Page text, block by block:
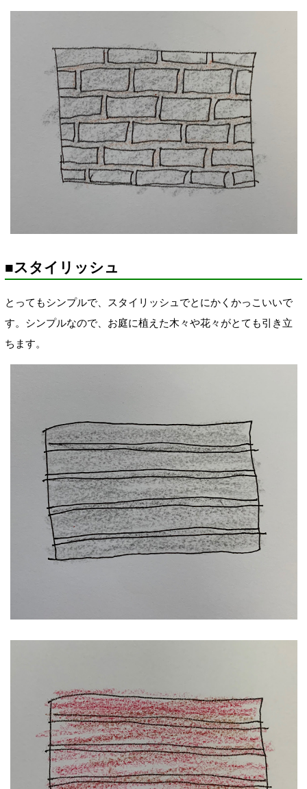
■スタイリッシュ
とってもシンプルで、スタイリッシュでとにかくかっこいいで
す。シンプルなので、お庭に植えた木々や花々がとても引き立
ちます。